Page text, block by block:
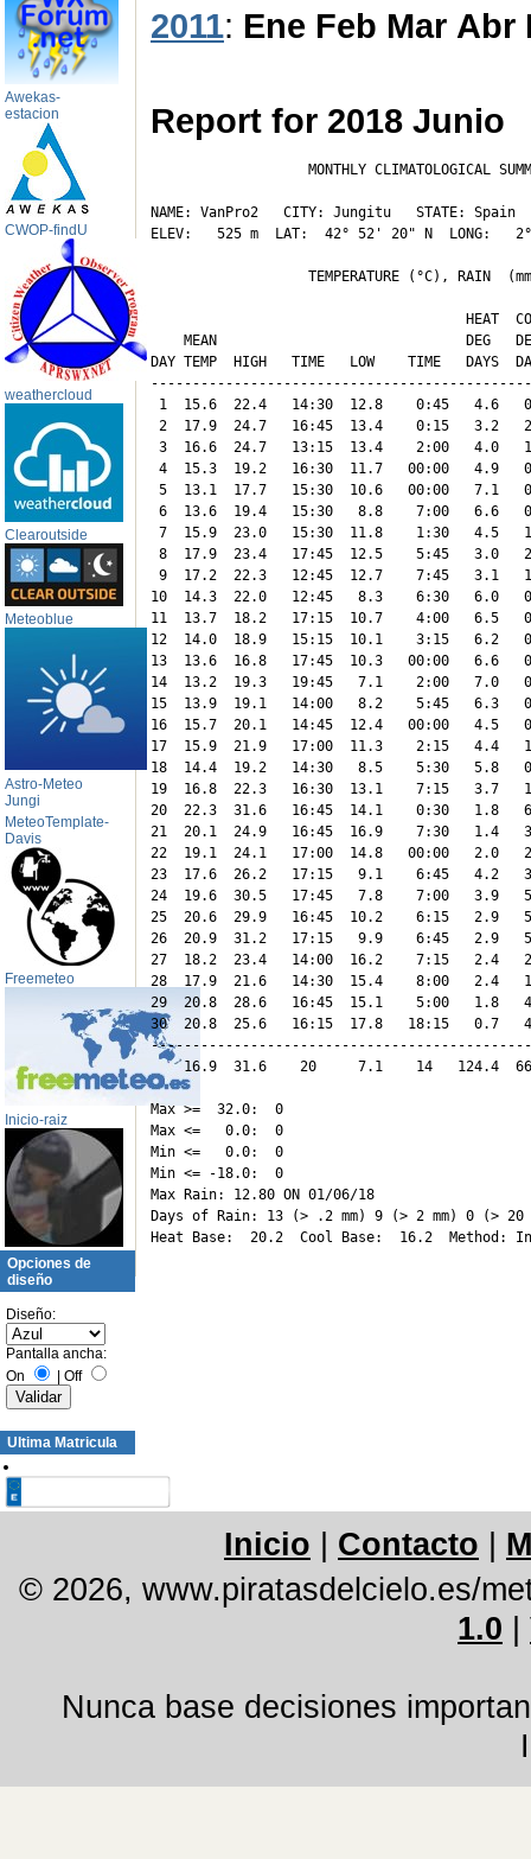
Awekas-
estacion
CWOP-findU
weathercloud
Clearoutside
Meteoblue
Astro-Meteo
Jungi
MeteoTemplate-
Davis
Freemeteo
Inicio-raiz
Opciones de
diseño
Diseño:
Pantalla ancha:
On
| Off
Ultima Matricula
2011: Ene Feb Mar Abr
Report for 2018 Junio
MONTHLY CLIMATOLOGICAL
NAME: VanPro2   CITY: Jungitu   STATE: Spain
ELEV:   525 m  LAT:  42° 52' 20" N  LONG:
TEMPERATURE (°C), RAIN
HEAT
MEAN                              DEG
DAY TEMP  HIGH   TIME   LOW    TIME   DAYS
1  15.6  22.4   14:30  12.8    0:45   4.6
2  17.9  24.7   16:45  13.4    0:15   3.2
3  16.6  24.7   13:15  13.4    2:00   4.0
4  15.3  19.2   16:30  11.7   00:00   4.9
5  13.1  17.7   15:30  10.6   00:00   7.1
6  13.6  19.4   15:30   8.8    7:00   6.6
7  15.9  23.0   15:30  11.8    1:30   4.5
8  17.9  23.4   17:45  12.5    5:45   3.0
9  17.2  22.3   12:45  12.7    7:45   3.1
10  14.3  22.0   12:45   8.3    6:30   6.0
11  13.7  18.2   17:15  10.7    4:00   6.5
12  14.0  18.9   15:15  10.1    3:15   6.2
13  13.6  16.8   17:45  10.3   00:00   6.6
14  13.2  19.3   19:45   7.1    2:00   7.0
15  13.9  19.1   14:00   8.2    5:45   6.3
16  15.7  20.1   14:45  12.4   00:00   4.5
17  15.9  21.9   17:00  11.3    2:15   4.4
18  14.4  19.2   14:30   8.5    5:30   5.8
19  16.8  22.3   16:30  13.1    7:15   3.7
20  22.3  31.6   16:45  14.1    0:30   1.8
21  20.1  24.9   16:45  16.9    7:30   1.4
22  19.1  24.1   17:00  14.8   00:00   2.0
23  17.6  26.2   17:15   9.1    6:45   4.2
24  19.6  30.5   17:45   7.8    7:00   3.9
25  20.6  29.9   16:45  10.2    6:15   2.9
26  20.9  31.2   17:15   9.9    6:45   2.9
27  18.2  23.4   14:00  16.2    7:15   2.4
28  17.9  21.6   14:30  15.4    8:00   2.4
29  20.8  28.6   16:45  15.1    5:00   1.8
30  20.8  25.6   16:15  17.8   18:15   0.7
16.9  31.6    20     7.1    14   124.4
Max >=  32.0:  0
Max <=   0.0:  0
Min <=   0.0:  0
Min <= -18.0:  0
Max Rain: 12.80 ON 01/06/18
Days of Rain: 13 (> .2 mm) 9 (> 2 mm) 0 (> 20
Inicio Contacto
© 2026, www.piratasdelcielo.es/
1.0
Nunca base decisiones